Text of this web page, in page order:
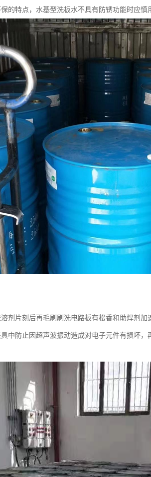
的特点，水基型洗板水不具有防锈功能时应慎
剂片刻后再毛刷刷洗电路板有松香和助焊剂加
中防止因超声波振动造成对电子元件有损坏